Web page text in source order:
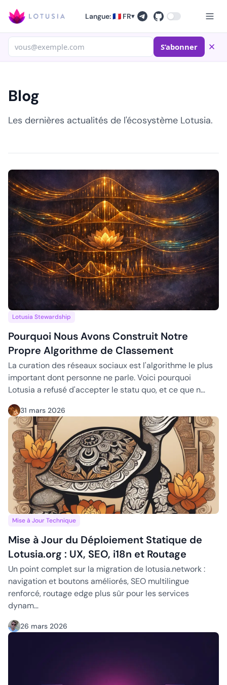
Langue: 🇫🇷 FR▾
S’abonner
Blog
Les dernières actualités de l'écosystème Lotusia.
Pourquoi Nous Avons Construit Notre Propre Algorithme
Lotusia Stewardship
Pourquoi Nous Avons Construit Notre
Propre Algorithme de Classement
La curation des réseaux sociaux est l'algorithme le plus
important dont personne ne parle. Voici pourquoi
Lotusia a refusé d'accepter le statu quo, et ce que n…
31 mars 2026
Mise à Jour du Déploiement Statique de Lotusia.org : UX,
Mise à Jour Technique
Mise à Jour du Déploiement Statique de
Lotusia.org : UX, SEO, i18n et Routage
Un point complet sur la migration de lotusia.network :
navigation et boutons améliorés, SEO multilingue
renforcé, routage edge plus sûr pour les services
dynam…
26 mars 2026